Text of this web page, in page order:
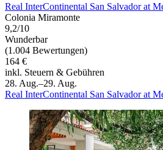
Real InterContinental San Salvador at
Colonia Miramonte
9,2/10
Wunderbar
(1.004 Bewertungen)
164 €
inkl. Steuern & Gebühren
28. Aug.–29. Aug.
Real InterContinental San Salvador at